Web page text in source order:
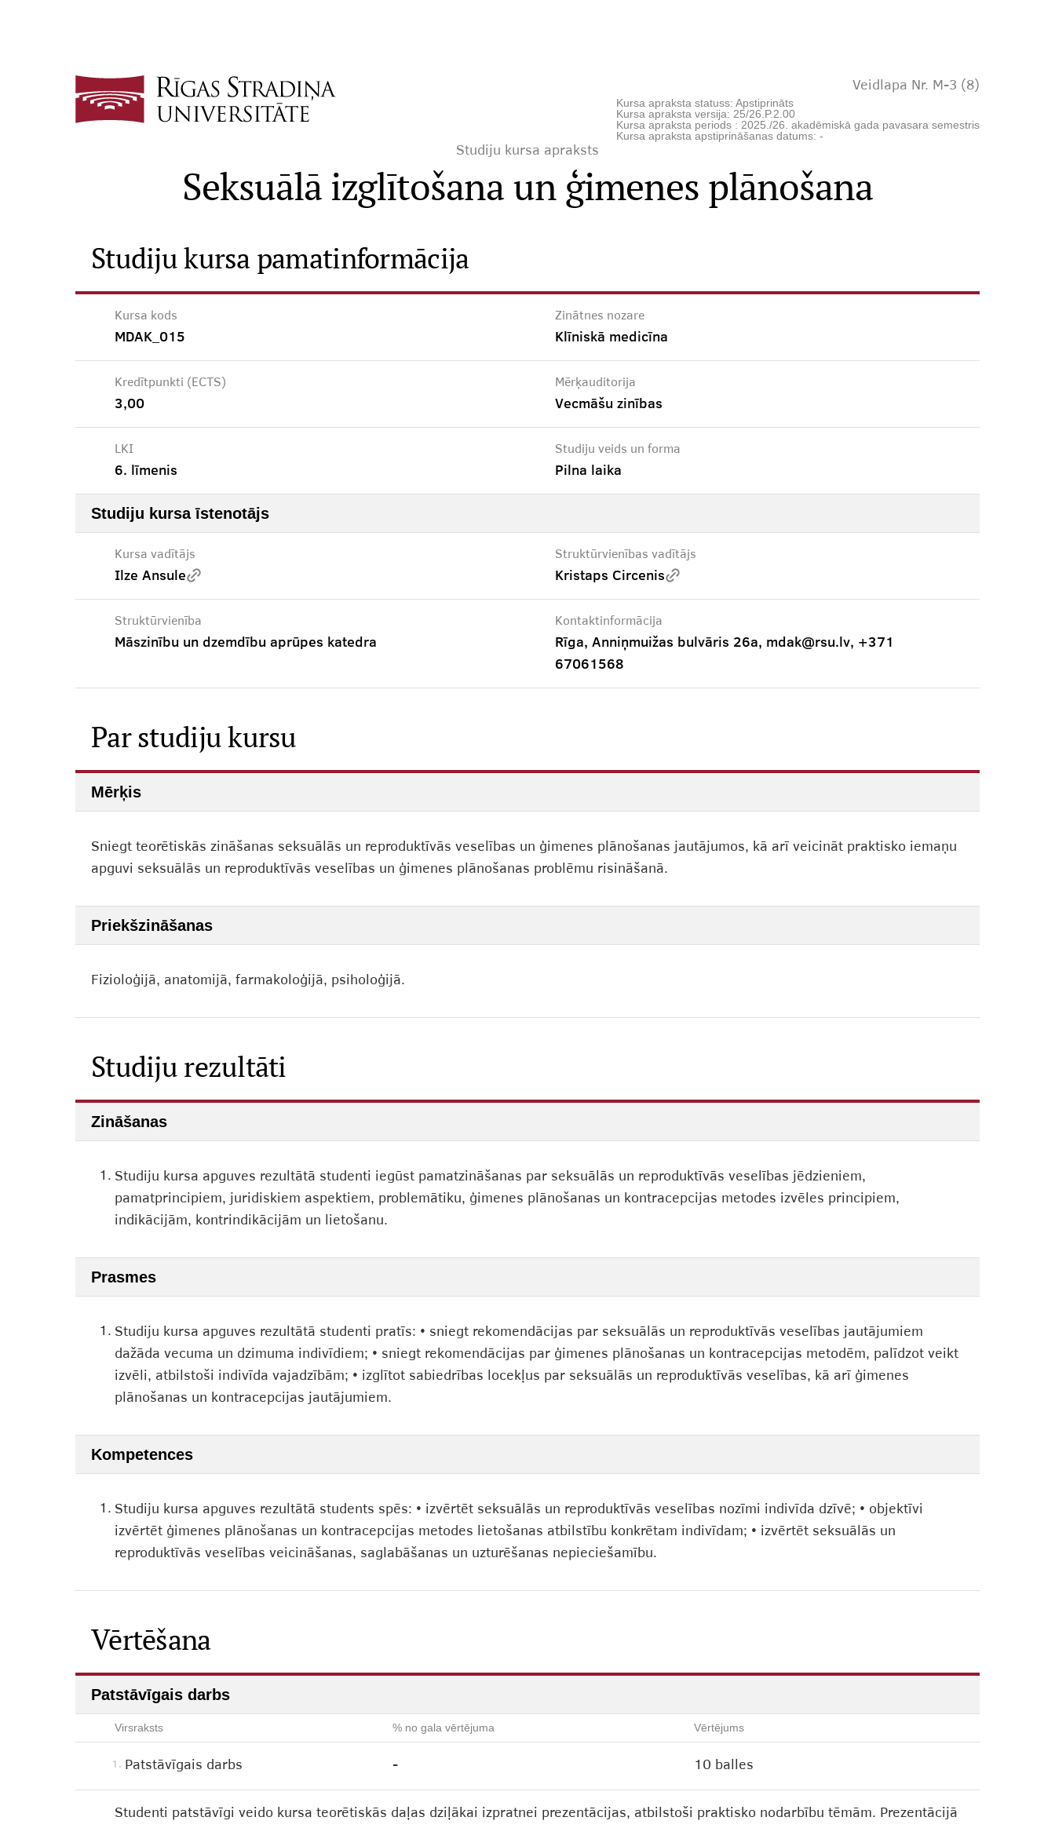
Veidlapa Nr. M-3 (8)
Kursa apraksta statuss: Apstiprināts
Kursa apraksta versija: 25/26.P.2.00
Kursa apraksta periods : 2025./26. akadēmiskā gada pavasara semestris
Kursa apraksta apstiprināšanas datums: -
Studiju kursa apraksts
Seksuālā izglītošana un ģimenes plānošana
Studiju kursa pamatinformācija
Kursa kods
MDAK_015
Zinātnes nozare
Klīniskā medicīna
Kredītpunkti (ECTS)
3,00
Mērķauditorija
Vecmāšu zinības
LKI
6. līmenis
Studiju veids un forma
Pilna laika
Studiju kursa īstenotājs
Kursa vadītājs
Ilze Ansule
Struktūrvienības vadītājs
Kristaps Circenis
Struktūrvienība
Māszinību un dzemdību aprūpes katedra
Kontaktinformācija
Rīga, Anniņmuižas bulvāris 26a, mdak@rsu.lv, +371
67061568
Par studiju kursu
Mērķis
Sniegt teorētiskās zināšanas seksuālās un reproduktīvās veselības un ģimenes plānošanas jautājumos, kā arī veicināt praktisko iemaņu
apguvi seksuālās un reproduktīvās veselības un ģimenes plānošanas problēmu risināšanā.
Priekšzināšanas
Fizioloģijā, anatomijā, farmakoloģijā, psiholoģijā.
Studiju rezultāti
Zināšanas
1. Studiju kursa apguves rezultātā studenti iegūst pamatzināšanas par seksuālās un reproduktīvās veselības jēdzieniem,
pamatprincipiem, juridiskiem aspektiem, problemātiku, ģimenes plānošanas un kontracepcijas metodes izvēles principiem,
indikācijām, kontrindikācijām un lietošanu.
Prasmes
1. Studiju kursa apguves rezultātā studenti pratīs: • sniegt rekomendācijas par seksuālās un reproduktīvās veselības jautājumiem
dažāda vecuma un dzimuma indivīdiem; • sniegt rekomendācijas par ģimenes plānošanas un kontracepcijas metodēm, palīdzot veikt
izvēli, atbilstoši indivīda vajadzībām; • izglītot sabiedrības locekļus par seksuālās un reproduktīvās veselības, kā arī ģimenes
plānošanas un kontracepcijas jautājumiem.
Kompetences
1. Studiju kursa apguves rezultātā students spēs: • izvērtēt seksuālās un reproduktīvās veselības nozīmi indivīda dzīvē; • objektīvi
izvērtēt ģimenes plānošanas un kontracepcijas metodes lietošanas atbilstību konkrētam indivīdam; • izvērtēt seksuālās un
reproduktīvās veselības veicināšanas, saglabāšanas un uzturēšanas nepieciešamību.
Vērtēšana
Patstāvīgais darbs
Virsraksts % no gala vērtējuma Vērtējums
1. Patstāvīgais darbs - 10 balles
Studenti patstāvīgi veido kursa teorētiskās daļas dziļākai izpratnei prezentācijas, atbilstoši praktisko nodarbību tēmām. Prezentācijā